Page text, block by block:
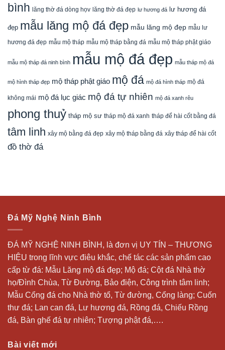
bình lăng thờ đá dòng họv lăng thờ đá đẹp lư hương đá lư hương đá
đẹp mẫu lăng mộ đá đẹp mẫu lăng mộ đẹp mẫu lư
hương đá đẹp mẫu mộ tháp mẫu mộ tháp bằng đá mẫu mộ tháp phật giáo
mẫu mộ tháp đá ninh bình mẫu mộ đá đẹp mẫu tháp mộ đá
mộ hình tháp đẹp mộ tháp phật giáo mộ đá mộ đá hình tháp mộ đá
không mái mộ đá lục giác mộ đá tự nhiên mộ đá xanh rêu
phong thuỷ tháp mộ sư tháp mộ đá xanh tháp để hài cốt bằng đá
tâm linh xây mộ bằng đá đẹp xây mộ tháp bằng đá xây tháp để hài cốt
đồ thờ đá
Đá Mỹ Nghệ Ninh Bình
ĐÁ MỸ NGHỆ NINH BÌNH, là đơn vị UY TÍN – THƯƠNG
HIỆU trong lĩnh vực điêu khắc, chế tác các sản phẩm cao
cấp từ đá: Mẫu Lăng mộ đá đẹp; Mộ đá; Cột đá Nhà thờ
họ/Đình Chùa, Từ Đường, Bảo điện, Công trình tâm linh;
Mẫu Cổng đá cho Nhà thờ tổ, Từ đường, Cổng làng; Cuốn
thư đá; Lan can đá, Lư hương đá, Rồng đá, Chiếu Rồng
đá, Bàn ghế đá tự nhiên; Tượng phật đá,….
Bài viết mới